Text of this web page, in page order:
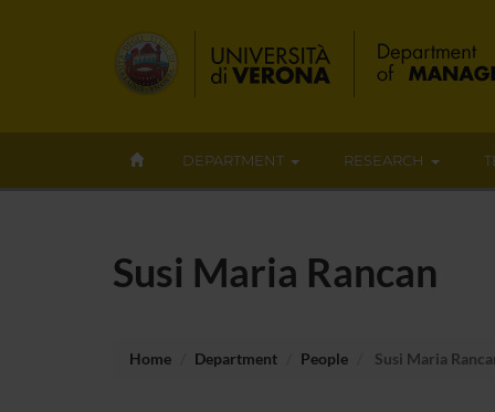
DEPARTMENT RESEARCH
Susi Maria Rancan
Home Department People Susi Maria